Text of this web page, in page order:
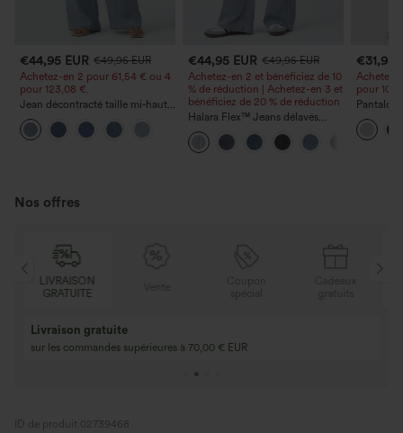
€44,95 EUR €49,95 EUR
Achetez-en 2 pour 61,54 € ou 4
pour 123,08 €.
Jean décontracté taille mi‑haute,
à cordon de serrage, avec
poches
€44,95 EUR €49,95 EUR
Achetez-en 2 et bénéficiez de 10
% de réduction | Achetez-en 3 et
bénéficiez de 20 % de réduction
Halara Flex™ Jeans délavés
décontractés, coupe baggy à
jambe large, taille basse
asymétrique, poches zippées
€31,95
Achetez-
pour
Pantalon
avec
coupe
effet lin
Nos offres
LIVRAISON
GRATUITE
3 achetés, 1 offert
Achetez 4 pour 3, achetez 8 pour 6
ID de produit 02739468